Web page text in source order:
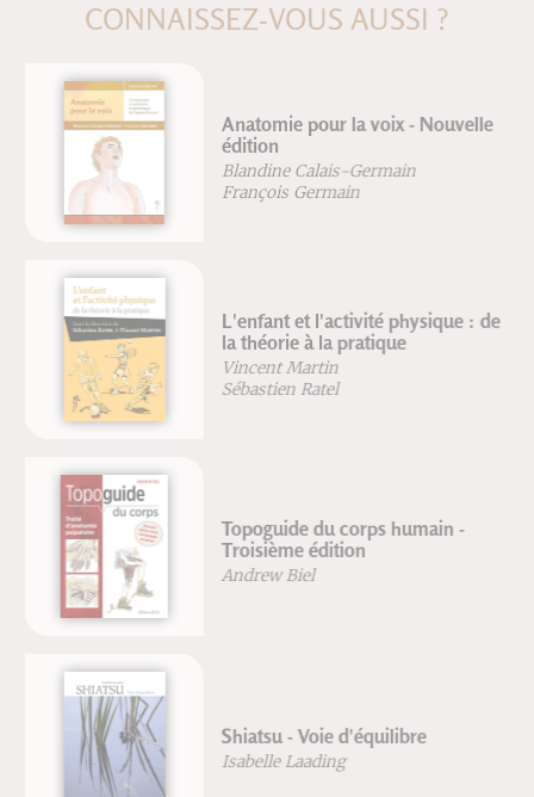
CONNAISSEZ-VOUS AUSSI ?
Anatomie pour la voix - Nouvelle
édition
Blandine Calais-Germain
François Germain
L'enfant et l'activité physique : de
la théorie à la pratique
Vincent Martin
Sébastien Ratel
Topoguide du corps humain -
Troisième édition
Andrew Biel
Shiatsu - Voie d'équilibre
Isabelle Laading